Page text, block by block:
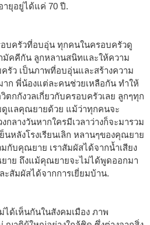
ายุอยู่ได้แค่ 70 ปี.
บครัวที่อบอุ่น ทุกคนในครอบครัวดู
คคีกัน ลูกหลานสนิทและให้ความ
รัว เป็นภาพที่อบอุ่นและสร้างความ
าก พี่น้องแต่ละคนช่วยเหลือกัน ทำให้
กกังวลเกี่ยวกับครอบครัวเลย ลูกๆทุก
ดูแลคุณยายด้วย แม้ว่าทุกคนจะ
ลางวันหากใครมีเวลาว่างก็จะมารวม
หลังโรงเรียนเลิก หลานๆของคุณยาย
กับคุณยาย เราสัมผัสได้จากน้ำเสียง
าย ถึงแม้คุณยายจะไม่ได้พูดออกมา
สัมผัสได้จากการเยี่ยมบ้าน.
ด้เห็นกันในสังคมเมือง ภาพ